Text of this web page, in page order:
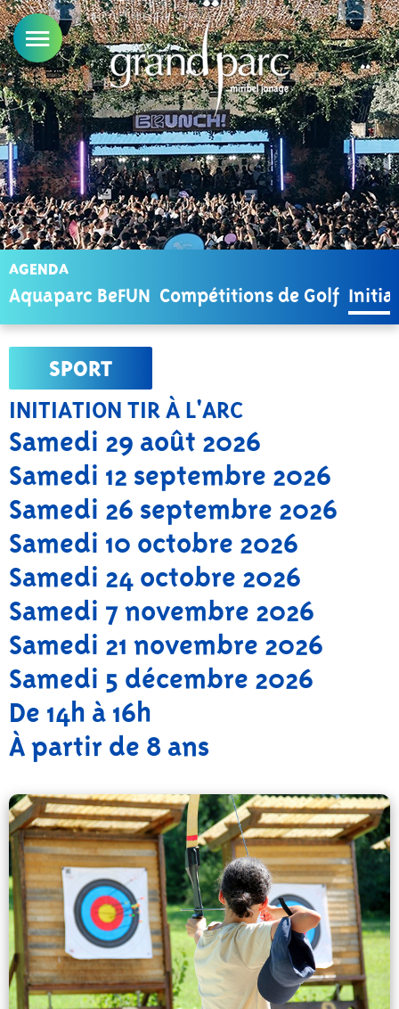
AGENDA
Aquaparc BeFUN Compétitions de Golf
SPORT
INITIATION TIR À L'ARC
Samedi 29 août 2026
Samedi 12 septembre 2026
Samedi 26 septembre 2026
Samedi 10 octobre 2026
Samedi 24 octobre 2026
Samedi 7 novembre 2026
Samedi 21 novembre 2026
Samedi 5 décembre 2026
De 14h à 16h
À partir de 8 ans